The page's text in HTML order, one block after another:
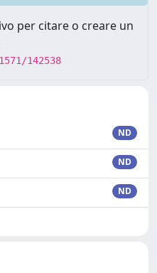
per citare o creare un
142538
ND
ND
ND